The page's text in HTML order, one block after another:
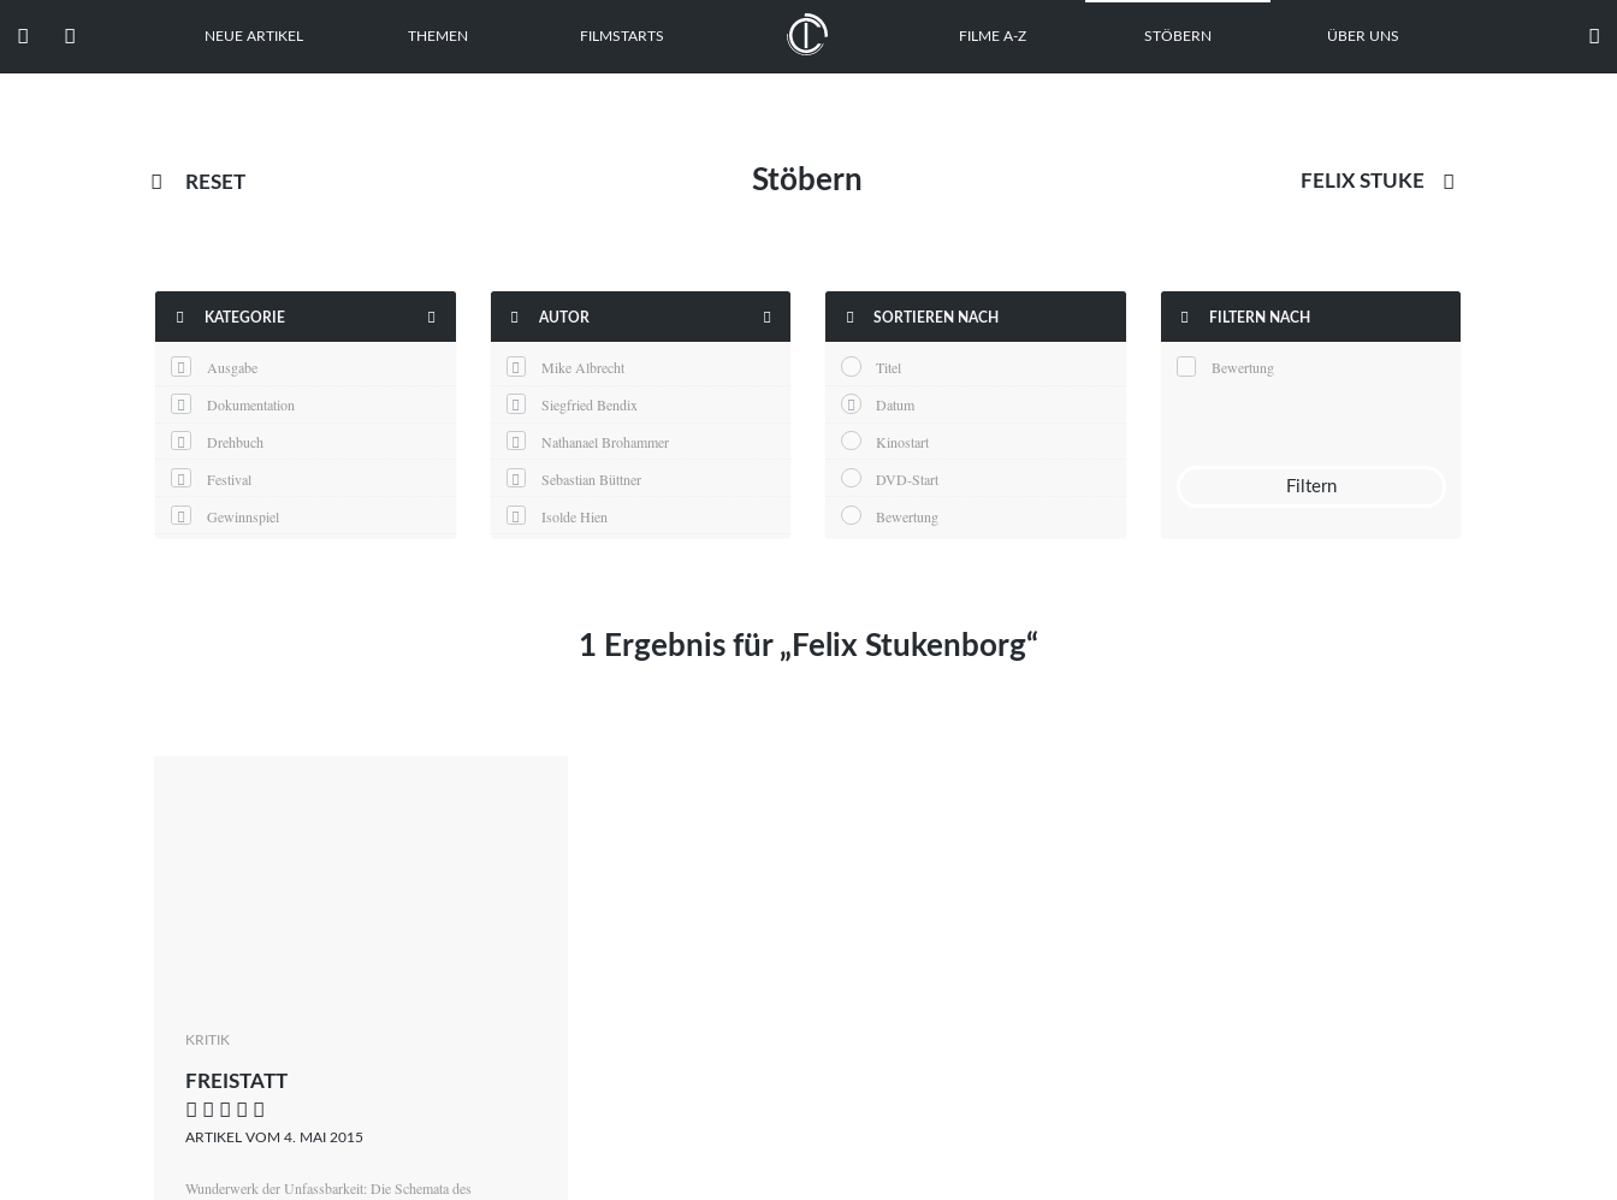
  NEUE ARTIKEL THEMEN FILMSTARTS FILME A-Z STÖBERN ÜBER UNS 
 RESET Stöbern 
 KATEGORIE 
Ausgabe
Dokumentation
Drehbuch
Festival
Gewinnspiel
 AUTOR 
Mike Albrecht
Siegfried Bendix
Nathanael Brohammer
Sebastian Büttner
Isolde Hien
Maximilian Kosing
 SORTIEREN NACH
Titel
Datum
Kinostart
DVD-Start
Bewertung
 FILTERN NACH
Bewertung
Filtern
1 Ergebnis für „Felix Stukenborg“
KRITIK
FREISTATT
    
ARTIKEL VOM 4. MAI 2015
Wunderwerk der Unfassbarkeit: Die Schemata des